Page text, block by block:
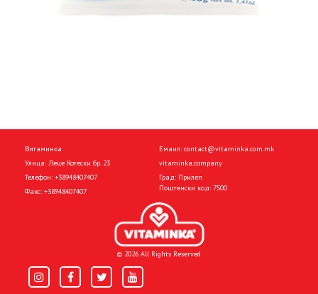
Витаминка
Улица: Леце Котески бр. 23
Телефон: +38948407407
Факс: +38948407407
Емаил: contact@vitaminka.com.mk
vitaminka.company
Град: Прилеп
Поштенски код: 7500
© 2026 All Rights Reserved